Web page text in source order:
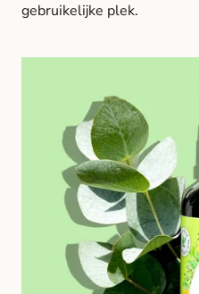
gebruikelijke plek.